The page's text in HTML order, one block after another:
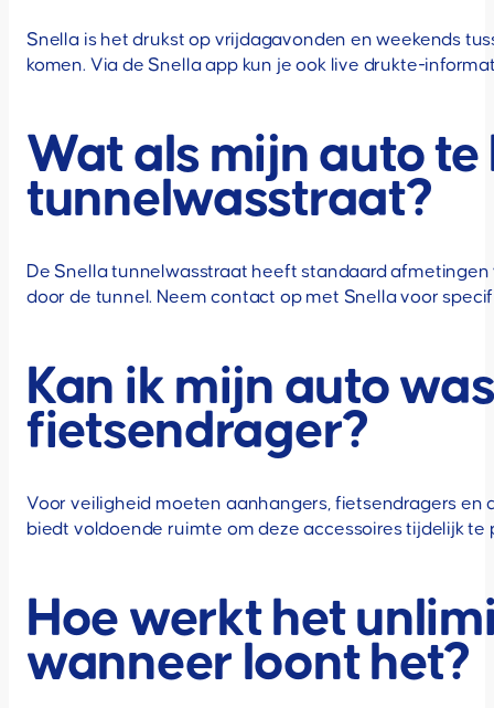
Snella is het drukst op vrijdagavonden en weekends
komen. Via de Snella app kun je ook live drukte-
Wat als mijn auto
tunnelwasstraat?
De Snella tunnelwasstraat heeft standaard afmetingen
door de tunnel. Neem contact op met Snella voor
Kan ik mijn auto
fietsendrager?
Voor veiligheid moeten aanhangers, fietsendragers
biedt voldoende ruimte om deze accessoires tijdelijk
Hoe werkt het
wanneer loont het?